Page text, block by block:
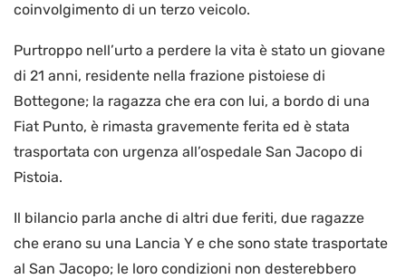
coinvolgimento di un terzo veicolo.
Purtroppo nell’urto a perdere la vita è stato un giovane
di 21 anni, residente nella frazione pistoiese di
Bottegone; la ragazza che era con lui, a bordo di una
Fiat Punto, è rimasta gravemente ferita ed è stata
trasportata con urgenza all’ospedale San Jacopo di
Pistoia.
Il bilancio parla anche di altri due feriti, due ragazze
che erano su una Lancia Y e che sono state trasportate
al San Jacopo; le loro condizioni non desterebbero